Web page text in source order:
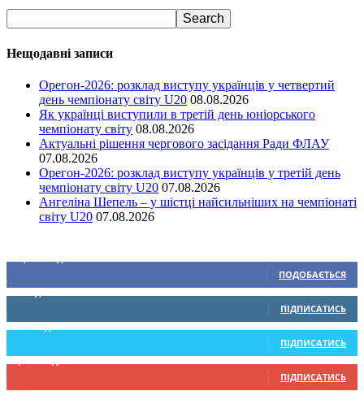
Нещодавні записи
Орегон-2026: розклад виступу українців у четвертий
день чемпіонату світу U20 08.08.2026
Як українці виступили в третій день юніорського
чемпіонату світу 08.08.2026
Актуальні рішення чергового засідання Ради ФЛАУ
07.08.2026
Орегон-2026: розклад виступу українців у третій день
чемпіонату світу U20 07.08.2026
Ангеліна Шепель – у шістці найсильніших на чемпіонаті
світу U20 07.08.2026
ПОДОБАЄТЬСЯ
0 Підписників
ПІДПИСАТИСЬ
234 Підписників
ПІДПИСАТИСЬ
9,370 Підписників
ПІДПИСАТИСЬ